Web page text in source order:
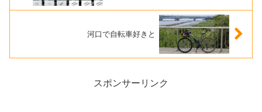
河口で自転車好きと
スポンサーリンク